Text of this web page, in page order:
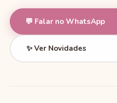
💬 Falar no WhatsApp
✨ Ver Novidades